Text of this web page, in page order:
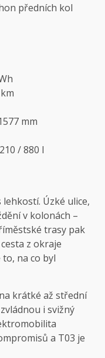
předních kol
mm
/ 880 l
Úzké ulice,
v kolonách –
trasy pak
z okraje
na co byl
krátké až střední
i svižný
a T03 je